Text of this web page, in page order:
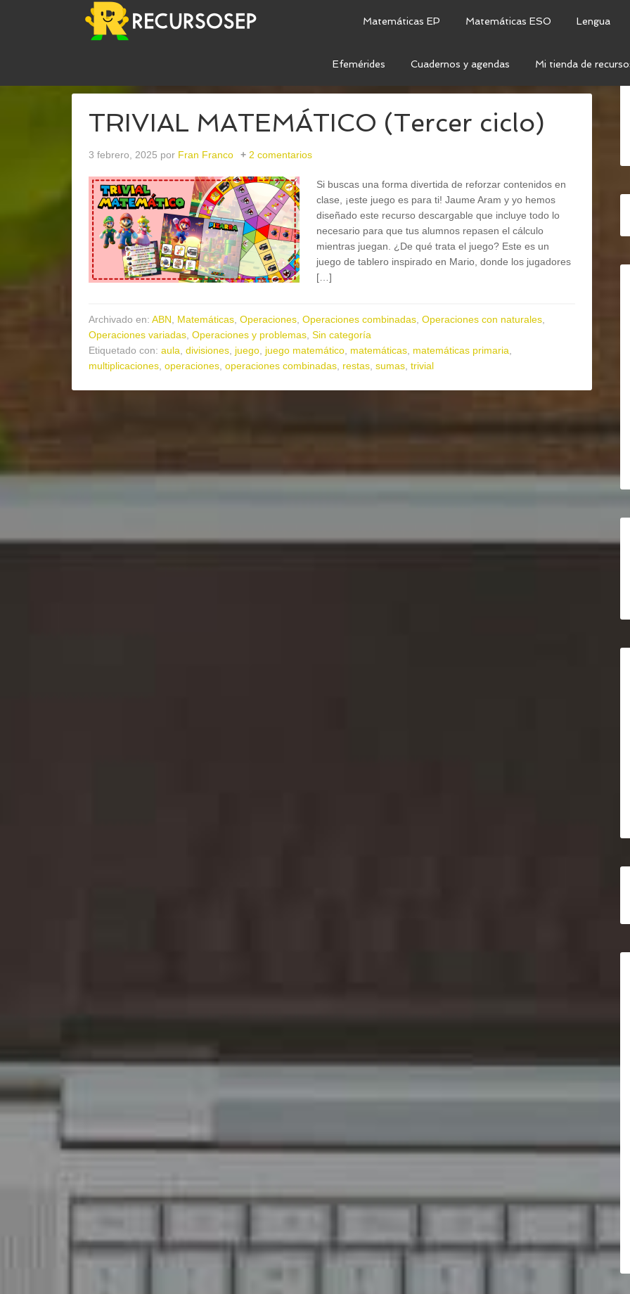
Matemáticas EP Matemáticas ESO Lengua
Efemérides Cuadernos y agendas Mi tienda de
TRIVIAL MATEMÁTICO (Tercer ciclo)
3 febrero, 2025 por Fran Franco 2 comentarios
Si buscas una forma divertida de reforzar contenidos en
clase, ¡este juego es para ti! Jaume Aram y yo hemos
diseñado este recurso descargable que incluye todo lo
necesario para que tus alumnos repasen el cálculo
mientras juegan. ¿De qué trata el juego? Este es un
juego de tablero inspirado en Mario, donde los jugadores
[…]
Archivado en: ABN Matemáticas Operaciones Operaciones combinadas Operaciones con naturales
Operaciones variadas Operaciones y problemas Sin categoría
Etiquetado con: aula divisiones juego juego matemático matemáticas matemáticas primaria
multiplicaciones operaciones operaciones combinadas restas sumas trivial